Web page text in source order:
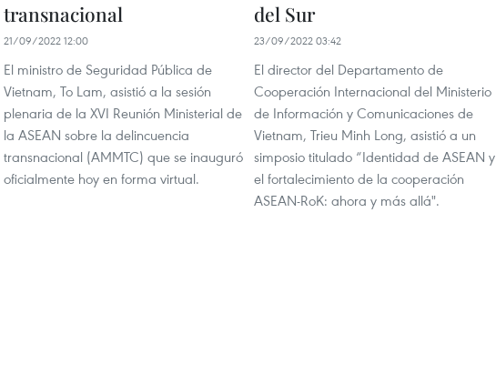
transnacional
21/09/2022 12:00
El ministro de Seguridad Pública de
Vietnam, To Lam, asistió a la sesión
plenaria de la XVI Reunión Ministerial de
la ASEAN sobre la delincuencia
transnacional (AMMTC) que se inauguró
oficialmente hoy en forma virtual.
del Sur
23/09/2022 03:42
El director del Departamento de
Cooperación Internacional del Ministerio
de Información y Comunicaciones de
Vietnam, Trieu Minh Long, asistió a un
simposio titulado “Identidad de ASEAN y
el fortalecimiento de la cooperación
ASEAN-RoK: ahora y más allá".